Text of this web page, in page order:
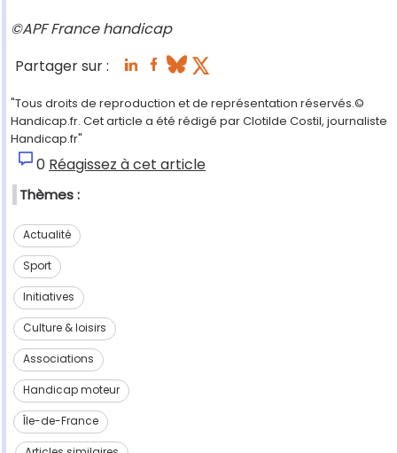
©APF France handicap
Partager sur :
"Tous droits de reproduction et de représentation réservés.©
Handicap.fr. Cet article a été rédigé par Clotilde Costil, journaliste
Handicap.fr"
0 Réagissez à cet article
Thèmes :
Actualité
Sport
Initiatives
Culture & loisirs
Associations
Handicap moteur
Île-de-France